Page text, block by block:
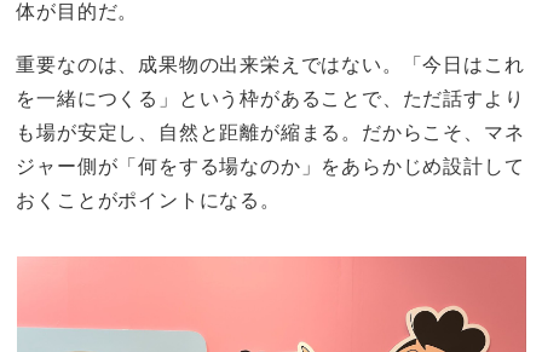
体が目的だ。
重要なのは、成果物の出来栄えではない。「今日はこれ
を一緒につくる」という枠があることで、ただ話すより
も場が安定し、自然と距離が縮まる。だからこそ、マネ
ジャー側が「何をする場なのか」をあらかじめ設計して
おくことがポイントになる。